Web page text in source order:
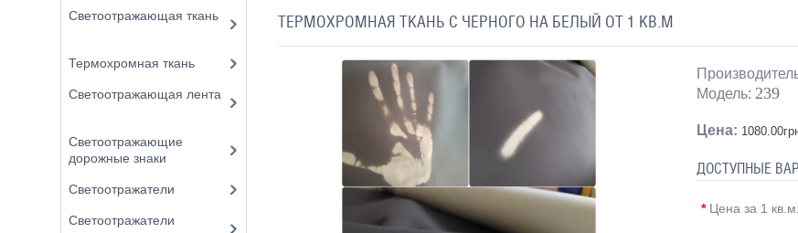
ТЕРМОХРОМНАЯ ТКАНЬ С ЧЕРНОГО НА БЕЛЫЙ ОТ 1 КВ.М
Модель: 239
Цена:
ДОСТУПНЫЕ
* Цена за 1 кв.м:
Светоотражающая ткань
Термохромная ткань
Светоотражающая лента
Светоотражающие
дорожные знаки
Светоотражатели
Светоотражатели